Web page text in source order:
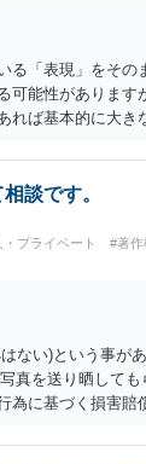
て使用しているか
国内にのみ効力を
意匠等を確認する
、権利が消滅して
いないなど、様々
けでは、適法とは
る「表現」をその
可能性があります
れば基本的に大き
の骨子だけを使う
定の作品の文章
が「その作品の
次的著作物の問題
談です。
・プライベート #著
ない)という事が
真を送り晒して
為に基づく損害賠
うで仕事が飛んだ